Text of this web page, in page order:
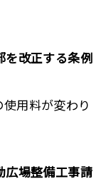
改正する条例
用料が変わり
場整備工事請